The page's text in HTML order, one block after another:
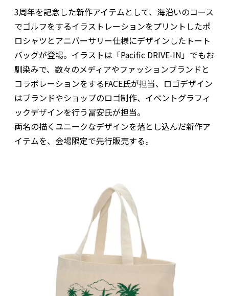
3周年を記念した新作アイテムとして、海沿いのコース
でゴルフをするイラストレーションをプリントしたポ
ロシャツとアニバーサリー仕様にデザインしたトート
バッグが登場。イラストは「Pacific DRIVE-IN」でもお
馴染みで、数々のメディアやファッションブランドと
コラボレーションをするFACE氏が担当、ロゴデザイン
はブランドやショップのロゴ制作、イベントグラフィ
ックデザインを行う冨安氏が担当。
両名の描くユニークなデザインを落とし込んだ新作ア
イテムを、会場限定で先行販売する。